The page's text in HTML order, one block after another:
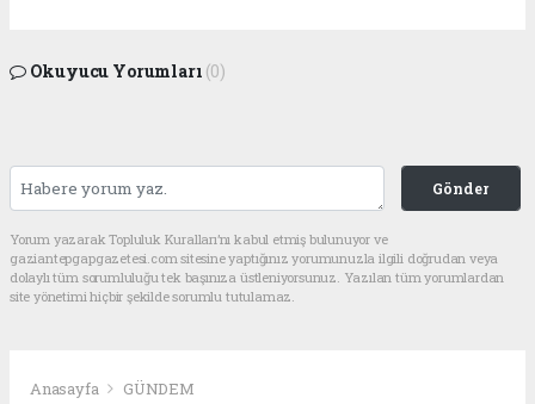
Okuyucu Yorumları (0)
Gönder
Yorum yazarak Topluluk Kuralları’nı kabul etmiş bulunuyor ve
gaziantepgapgazetesi.com sitesine yaptığınız yorumunuzla ilgili doğrudan veya
dolaylı tüm sorumluluğu tek başınıza üstleniyorsunuz. Yazılan tüm yorumlardan
site yönetimi hiçbir şekilde sorumlu tutulamaz.
Anasayfa GÜNDEM